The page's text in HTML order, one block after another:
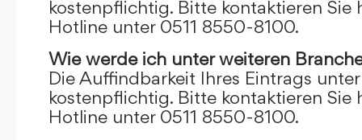
kostenpflichtig. Bitte kontaktieren Sie
Hotline unter 0511 8550-8100.
Wie werde ich unter weiteren
Die Auffindbarkeit Ihres Eintrags
kostenpflichtig. Bitte kontaktieren Sie
Hotline unter 0511 8550-8100.